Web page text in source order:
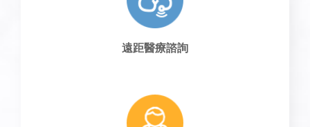
遠距醫療諮詢